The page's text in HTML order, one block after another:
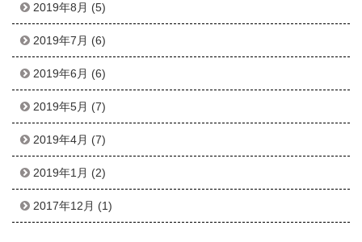
2019年8月 (5)
2019年7月 (6)
2019年6月 (6)
2019年5月 (7)
2019年4月 (7)
2019年1月 (2)
2017年12月 (1)